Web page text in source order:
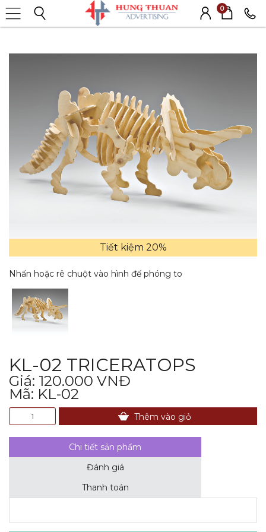
0
Tiết kiệm 20%
Nhấn hoặc rê chuột vào hình đế phóng to
KL-02 TRICERATOPS
Giá: 120.000 VNĐ
Mã: KL-02
Thêm vào giỏ
Chi tiết sản phẩm
Đánh giá
Thanh toán